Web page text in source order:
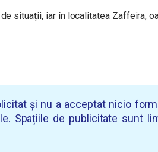
situații, iar în localitatea Zaffeira,
și nu a acceptat nicio
Spațiile de publicitate sunt